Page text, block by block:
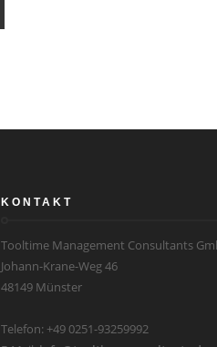
KONTAKT
Tooltime Management Consultants
Johann-Krane-Weg 46
48149 Münster
Telefon: +49 0251-93259992